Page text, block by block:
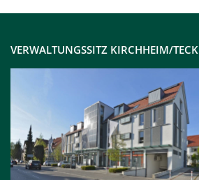
VERWALTUNGSSITZ KIRCHHEIM/TECK